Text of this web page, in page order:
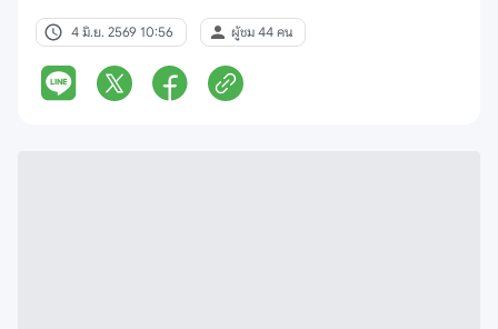
4 มิ.ย. 2569 10:56 ผู้ชม 44 คน